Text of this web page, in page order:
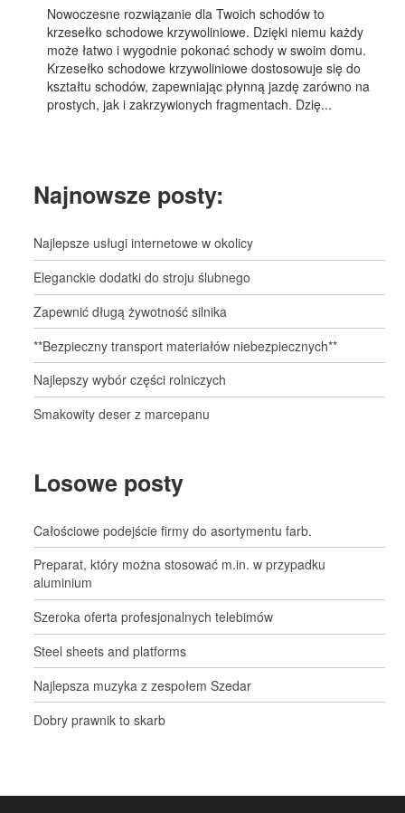
Nowoczesne rozwiązanie dla Twoich schodów to
krzesełko schodowe krzywoliniowe. Dzięki niemu każdy
może łatwo i wygodnie pokonać schody w swoim domu.
Krzesełko schodowe krzywoliniowe dostosowuje się do
kształtu schodów, zapewniając płynną jazdę zarówno na
prostych, jak i zakrzywionych fragmentach. Dzię...
Najnowsze posty:
Najlepsze usługi internetowe w okolicy
Eleganckie dodatki do stroju ślubnego
Zapewnić długą żywotność silnika
**Bezpieczny transport materiałów niebezpiecznych**
Najlepszy wybór części rolniczych
Smakowity deser z marcepanu
Losowe posty
Całościowe podejście firmy do asortymentu farb.
Preparat, który można stosować m.in. w przypadku
aluminium
Szeroka oferta profesjonalnych telebimów
Steel sheets and platforms
Najlepsza muzyka z zespołem Szedar
Dobry prawnik to skarb